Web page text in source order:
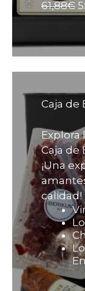
61,88€
Caja de
Explora
Caja
¡Una
calidad!